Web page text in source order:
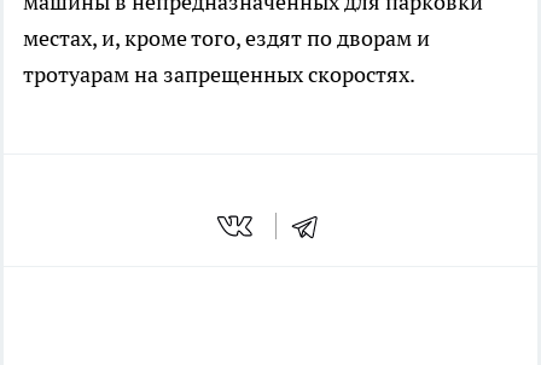
местах, и, кроме того, ездят по дворам и
тротуарам на запрещенных скоростях.